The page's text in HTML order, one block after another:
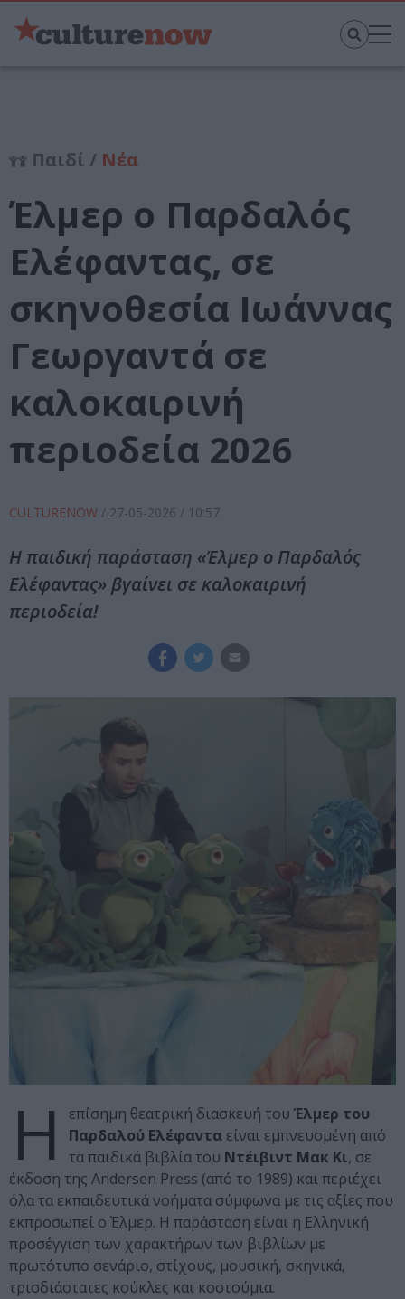
Παιδί / Νέα
Έλμερ ο Παρδαλός
Ελέφαντας, σε
σκηνοθεσία Ιωάννας
Γεωργαντά σε
καλοκαιρινή
περιοδεία 2026
CULTURENOW / 27-05-2026 / 10:57
Η παιδική παράσταση «Έλμερ ο Παρδαλός
Ελέφαντας» βγαίνει σε καλοκαιρινή
περιοδεία!
Η επίσημη θεατρική διασκευή του Έλμερ του
Παρδαλού Ελέφαντα είναι εμπνευσμένη από
τα παιδικά βιβλία του Ντέιβιντ Μακ Κι, σε
έκδοση της Andersen Press (από το 1989) και περιέχει
όλα τα εκπαιδευτικά νοήματα σύμφωνα με τις αξίες που
εκπροσωπεί ο Έλμερ. Η παράσταση είναι η Ελληνική
προσέγγιση των χαρακτήρων των βιβλίων με
πρωτότυπο σενάριο, στίχους, μουσική, σκηνικά,
τρισδιάστατες κούκλες και κοστούμια.